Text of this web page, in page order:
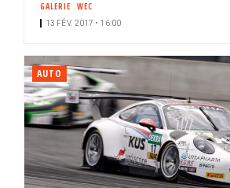
GALERIE WEC
13 FÉV. 2017 • 16:00
AUTO